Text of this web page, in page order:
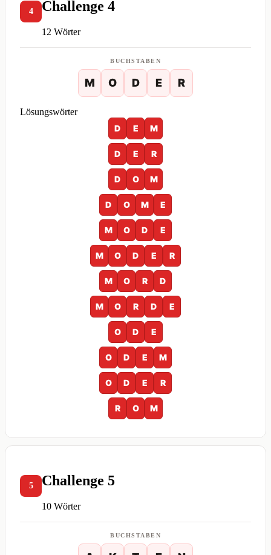
4 Challenge 4
12 Wörter
BUCHSTABEN
M O D E R
Lösungswörter
D
E M
D E R
D O M
D O M E
M O D E
M O D E R
M O R D
M O R D E
O D E
O D E M
O D E R
R O M
5 Challenge 5
10 Wörter
BUCHSTABEN